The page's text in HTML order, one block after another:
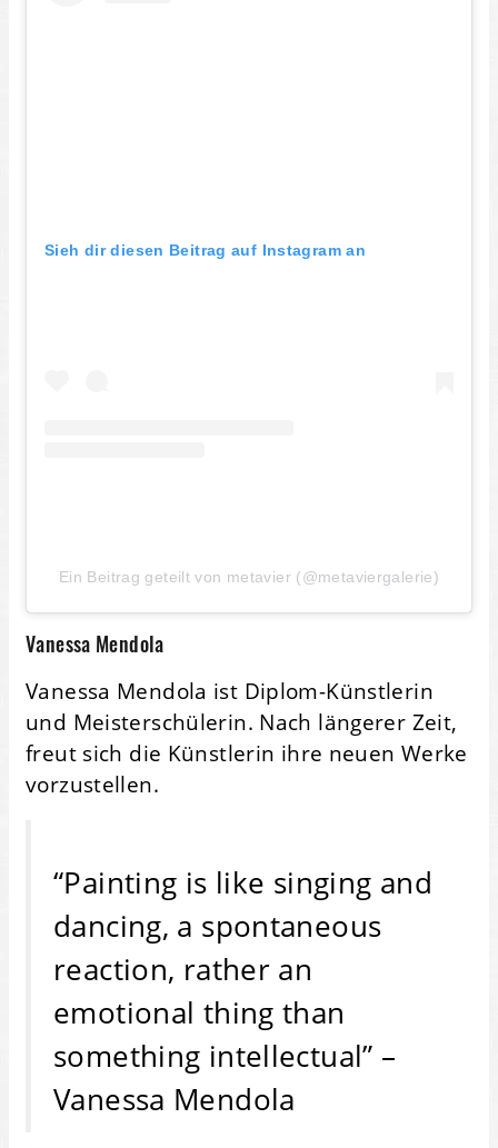
Sieh dir diesen Beitrag auf Instagram an
Ein Beitrag geteilt von metavier (@metaviergalerie)
Vanessa Mendola
Vanessa Mendola ist Diplom-Künstlerin
und Meisterschülerin. Nach längerer Zeit,
freut sich die Künstlerin ihre neuen Werke
vorzustellen.
“Painting is like singing and
dancing, a spontaneous
reaction, rather an
emotional thing than
something intellectual” –
Vanessa Mendola